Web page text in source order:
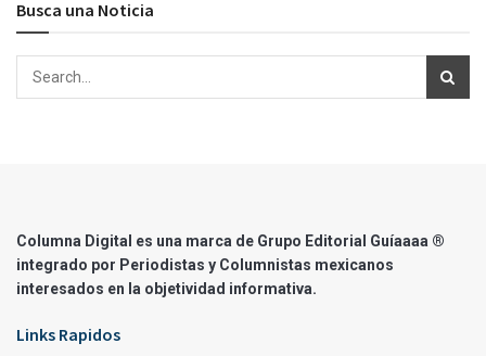
Busca una Noticia
Columna Digital es una marca de Grupo Editorial Guíaaaa ®
integrado por Periodistas y Columnistas mexicanos
interesados en la objetividad informativa.
Links Rapidos